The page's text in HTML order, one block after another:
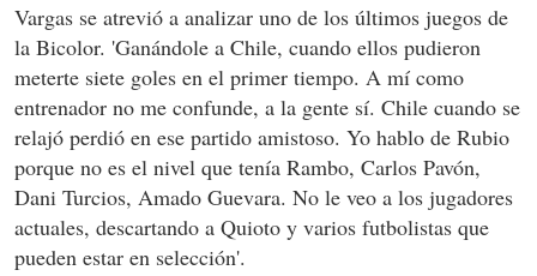
Vargas se atrevió a analizar uno de los últimos juegos de
la Bicolor. 'Ganándole a Chile, cuando ellos pudieron
meterte siete goles en el primer tiempo. A mí como
entrenador no me confunde, a la gente sí. Chile cuando se
relajó perdió en ese partido amistoso. Yo hablo de Rubio
porque no es el nivel que tenía Rambo, Carlos Pavón,
Dani Turcios, Amado Guevara. No le veo a los jugadores
actuales, descartando a Quioto y varios futbolistas que
pueden estar en selección'.